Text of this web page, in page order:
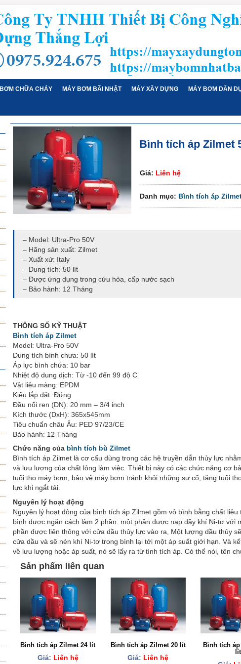
BƠM CHỮA CHÁY MÁY BƠM BÃI NHẬT MÁY XÂY DỰNG MÁY BƠM DÂN
Bình tích áp Zilmet
Giá: Liên hệ
Danh mục: Bình tích áp
– Model: Ultra-Pro 50V
– Hãng sản xuất: Zilmet
– Xuất xứ: Italy
– Dung tích: 50 lít
– Được ứng dụng trong cứu hỏa, cấp nước sạch
– Bảo hành: 12 Tháng
THÔNG SỐ KỸ THUẬT
Bình tích áp Zilmet
Model: Ultra-Pro 50V
Dung tích bình chưa: 50 lít
Áp lực bình chứa: 10 bar
Nhiệt độ dung dịch: Từ -10 đến 99 độ C
Vật liệu màng: EPDM
Kiểu lắp đặt: Đứng
Đầu nối ren (DN): 20 mm – 3/4 inch
Kích thước (DxH): 365x545mm
Tiêu chuẩn châu Âu: PED 97/23/CE
Bảo hành: 12 Tháng
Chức năng của bình tích bù Zilmet
Bình tích áp Zilmet là cơ cấu dùng trong các hệ truyền dẫn thủy lực
và lưu lượng của chất lỏng làm việc. Thiết bị này có các chức năng cơ
tuổi thọ máy bơm, bảo vệ máy bơm tránh khỏi những sự cố, tăng tuổi
lực khi ngắt tải.
Nguyên lý hoạt động
Nguyên lý hoạt động của bình tích áp Zilmet gồm vỏ bình bằng chất
bình được ngăn cách làm 2 phần: một phần được nạp đầy khí Ni-tơ với
phần được liên thông với cửa dầu thủy lực vào ra, Một lượng dầu thủy
cửa dầu và sẽ nén khí Ni-tơ trong bình lại tới một áp suất giới hạn. Và
về lưu lượng hoặc áp suất, nó sẽ lấy ra từ tình tích áp. Có thể nói, tên
Sản phẩm liên quan
Bình tích áp Zilmet 24 lít
Giá: Liên hệ
Bình tích áp Zilmet 20 lít
Giá: Liên hệ
Bình tích
lít